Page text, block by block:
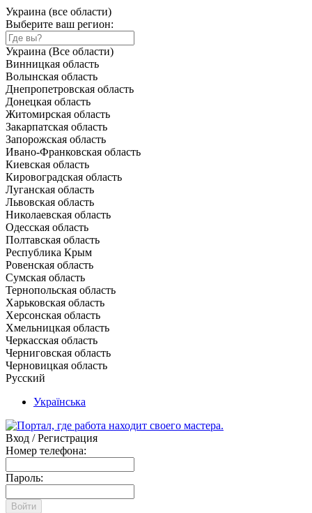
Украина (все области)
Выберите ваш регион:
Украина (Все области)
Винницкая область
Волынская область
Днепропетровская область
Донецкая область
Житомирская область
Закарпатская область
Запорожская область
Ивано-Франковская область
Киевская область
Кировоградская область
Луганская область
Львовская область
Николаевская область
Одесская область
Полтавская область
Республика Крым
Ровенская область
Сумская область
Тернопольская область
Харьковская область
Херсонская область
Хмельницкая область
Черкасская область
Черниговская область
Черновицкая область
Русский
Українська
Вход / Регистрация
Номер телефона:
Пароль:
Войти